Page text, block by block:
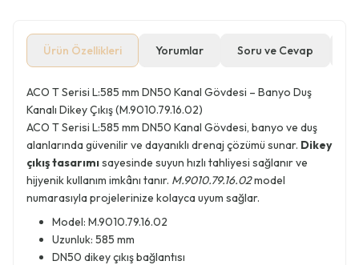
Ürün Özellikleri Yorumlar Soru ve Cevap
ACO T Serisi L:585 mm DN50 Kanal Gövdesi – Banyo Duş
Kanalı Dikey Çıkış (M.9010.79.16.02)
ACO T Serisi L:585 mm DN50 Kanal Gövdesi, banyo ve duş
alanlarında güvenilir ve dayanıklı drenaj çözümü sunar. Dikey
çıkış tasarımısayesinde suyun hızlı tahliyesi sağlanır ve
hijyenik kullanım imkânı tanır. M.9010.79.16.02model
numarasıyla projelerinize kolayca uyum sağlar.
Model: M.9010.79.16.02
Uzunluk: 585 mm
DN50 dikey çıkış bağlantısı